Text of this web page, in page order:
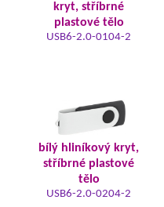
kryt, stříbrné
plastové tělo
USB6-2.0-0104-2
bílý hliníkový kryt,
stříbrné plastové
tělo
USB6-2.0-0204-2